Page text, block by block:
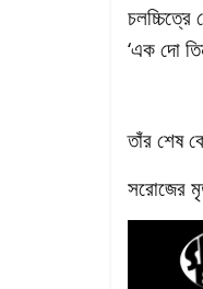
‘এক দো
তাঁর শেষ
সরোজের